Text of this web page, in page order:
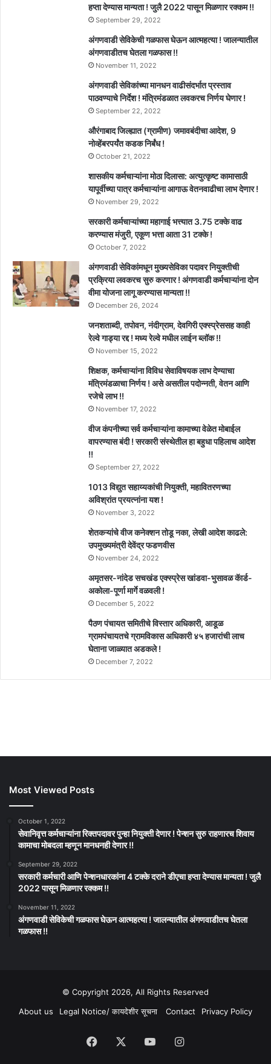
हप्ता देण्यास मान्यता ! जुलै 2022 पासून मिळणार रक्कम !!
September 29, 2022
अंगणवाडी सेविकेची गळफास घेऊन आत्महत्या ! जालन्यातील
अंगणवाडीतच घेतला गळफास !!
November 11, 2022
अंगणवाडी सेविकांच्या मानधन वाढीसंदर्भात प्रस्ताव
पाठवण्याचे निर्देश ! मंत्रिमंडळात लवकरच निर्णय घेणार !
September 22, 2022
औरंगाबाद जिल्ह्यात (ग्रामीण) जमावबंदीचा आदेश, 9
नोव्हेंबरपर्यंत कडक निर्बंध !
October 21, 2022
शासकीय कर्मचाऱ्यांना मोठा दिलासा: अत्युत्कृष्ट कामासाठी
यापूर्वीच्या पात्र कर्मचाऱ्यांना आगाऊ वेतनवाढीचा लाभ देणार !
November 29, 2022
सरकारी कर्मचाऱ्यांच्या महागाई भत्त्यात 3.75 टक्के वाढ
करण्यास मंजुरी, एकूण भत्ता आता 31 टक्के !
October 7, 2022
अंगणवाडी सेविकांमधून मुख्यसेविका पदावर नियुक्तीची
प्रक्रिया लवकरच सुरु करणार ! अंगणवाडी कर्मचाऱ्यांना दोन
वीमा योजना लागू करण्यास मान्यता !!
December 26, 2024
जनशताब्दी, तपोवन, नंदीग्राम, देवगिरी एक्स्प्रेससह काही
रेल्वे गाड्या रद्द ! मध्य रेल्वे मधील लाईन ब्लॉक !!
November 15, 2022
शिक्षक, कर्मचाऱ्यांना विविध सेवाविषयक लाभ देण्याचा
मंत्रिमंडळाचा निर्णय ! असे असतील पदोन्नती, वेतन आणि
रजेचे लाभ !!
November 17, 2022
वीज कंपनीच्या सर्व कर्मचाऱ्यांना कामाच्या वेळेत मोबाईल
वापरण्यास बंदी ! सरकारी संस्थेतील हा बहुधा पहिलाच आदेश
!!
September 27, 2022
1013 विद्युत सहाय्यकांची नियुक्ती, महावितरणच्या
अविश्रांत प्रयत्नांना यश !
November 3, 2022
शेतकऱ्यांचे वीज कनेक्शन तोडू नका, लेखी आदेश काढले:
उपमुख्यमंत्री देवेंद्र फडणवीस
November 24, 2022
अमृतसर-नांदेड सचखंड एक्स्प्रेस खांडवा-भुसावळ कॅार्ड-
अकोला-पूर्णा मार्गे वळवली !
December 5, 2022
पैठण पंचायत समितीचे विस्तार अधिकारी, आडूळ
ग्रामपंचायतचे ग्रामविकास अधिकारी ४५ हजारांची लाच
घेताना जाळ्यात अडकले !
December 7, 2022
Most Viewed Posts
October 1, 2022
सेवानिवृत्त कर्मचाऱ्यांना रिक्तपदावर पुन्हा नियुक्ती देणार ! पेन्शन सुरु राहणारच शिवाय
कामाचा मोबदला म्हणून मानधनही देणार !!
September 29, 2022
सरकारी कर्मचारी आणि पेन्शनधारकांना 4 टक्के दराने डीएचा हप्ता देण्यास मान्यता ! जुलै
2022 पासून मिळणार रक्कम !!
November 11, 2022
अंगणवाडी सेविकेची गळफास घेऊन आत्महत्या ! जालन्यातील अंगणवाडीतच घेतला
गळफास !!
© Copyright 2026, All Rights Reserved
About us
Legal Notice/ कायदेशीर सूचना Contact Privacy Policy
Facebook YouTubeInstagram